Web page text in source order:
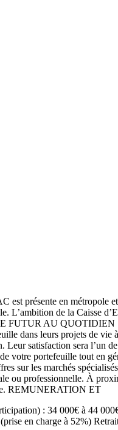
présente en métropole
L’ambition de la Caisse
FUTUR AU QUOTIDIEN
dans leurs projets de vie
satisfaction sera l’un
votre portefeuille tout en
sur les marchés
ou professionnelle. À
REMUNERATION ET
: 34 000€ à 44
en charge à 52%)